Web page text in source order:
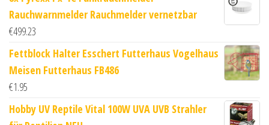
Rauchwarnmelder Rauchmelder vernetzbar
€499.23
Fettblock Halter Esschert Futterhaus Vogelhaus
Meisen Futterhaus FB486
€1.95
Hobby UV Reptile Vital 100W UVA UVB Strahler